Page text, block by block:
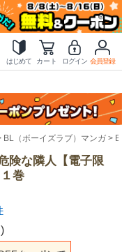
はじめて カート ログイン 会員登録
BL（ボーイズラブ）マンガ
険な隣人【電子限
巻